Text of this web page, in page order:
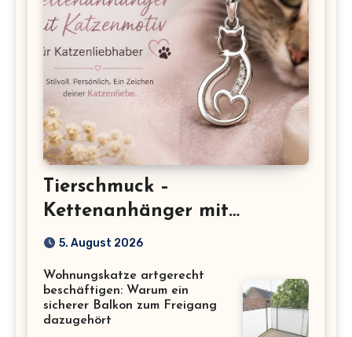
Tierschmuck –
Kettenanhänger mit
Katzenmotiv für
5. August 2026
Wohnungskatze artgerecht
beschäftigen: Warum ein
sicherer Balkon zum Freigang
dazugehört